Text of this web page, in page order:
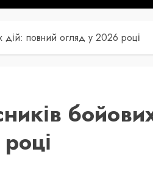
дій: повний огляд у 2026 році